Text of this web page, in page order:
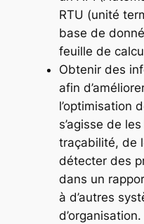
RTU (unité
base de
feuille de
Obtenir des
afin
l’optimisation
s’agisse de
traçabilité, de
détecter des
dans un
à d’autres
d’organisation.